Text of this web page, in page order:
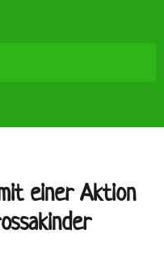
einer Aktion